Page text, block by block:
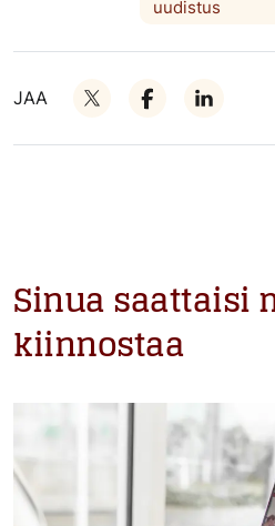
uudistus
JAA
Sinua saattaisi
kiinnostaa